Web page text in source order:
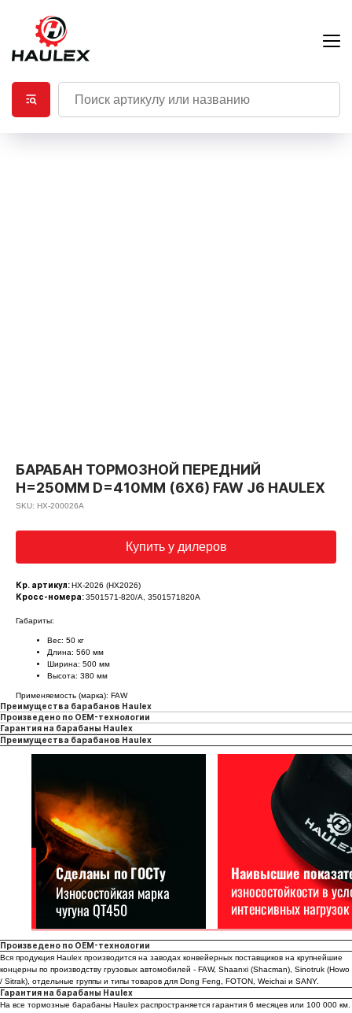
БАРАБАН ТОРМОЗНОЙ ПЕРЕДНИЙ
H=250ММ D=410ММ (6Х6) FAW J6 HAULEX
SKU: HX-200026A
Купить у дилеров
Кр. артикул:HX-2026 (HX2026)
Кросс-номера:3501571-820/A, 3501571820A
Габариты:
Вес: 50 кг
Длина: 560 мм
Ширина: 500 мм
Высота: 380 мм
Применяемость (марка): FAW
Преимущества барабанов Haulex
Произведено по OEM-технологии
Гарантия на барабаны Haulex
Преимущества барабанов Haulex
Произведено по OEM-технологии
Вся продукция Haulex производится на заводах конвейерных поставщиков на крупнейшие
концерны по производству грузовых автомобилей - FAW, Shaanxi (Shacman), Sinotruk (Howo
/ Sitrak), отдельные группы и типы товаров для Dong Feng, FOTON, Weichai и SANY.
Гарантия на барабаны Haulex
На все тормозные барабаны Haulex распространяется гарантия 6 месяцев или 100 000 км.
Дилеры и партнеры
О бренде Haulex
Стать дилером
Бонусная программа
Каталог запчастей